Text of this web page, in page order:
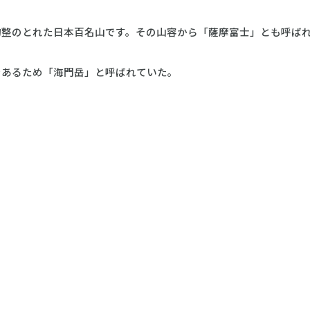
のとれた日本百名山です。その山容から「薩摩富士」とも呼ば
るため「海門岳」と呼ばれていた。